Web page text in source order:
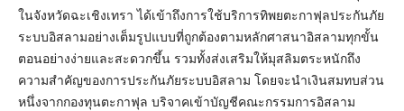
ในจังหวัดฉะเชิงเทรา ได้เข้าถึงการใช้บริการทิพยตะกาฟุลประกันภัย
ระบบอิสลามอย่างเต็มรูปแบบที่ถูกต้องตามหลักศาสนาอิสลามทุกขั้น
ตอนอย่างง่ายและสะดวกขึ้น รวมทั้งส่งเสริมให้มุสลิมตระหนักถึง
ความสำคัญของการประกันภัยระบบอิสลาม โดยจะนำเงินสมทบส่วน
หนึ่งจากกองทุนตะกาฟุล บริจาคเข้าบัญชีคณะกรรมการอิสลาม